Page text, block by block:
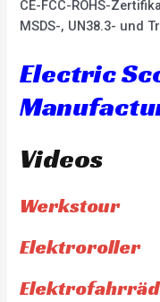
CE-FCC-ROHS-
MSDS-, UN38.3- und
Electric
Videos
Werkstour
Elektroroller